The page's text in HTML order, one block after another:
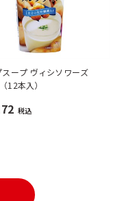
スープ ヴィシソワーズ
12本入）
税込